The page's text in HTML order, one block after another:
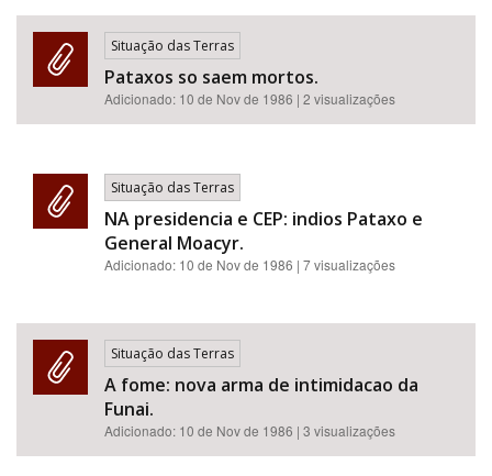
Situação das Terras
Pataxos so saem mortos.
Adicionado: 10 de Nov de 1986 | 2 visualizações
Situação das Terras
NA presidencia e CEP: indios Pataxo e
General Moacyr.
Adicionado: 10 de Nov de 1986 | 7 visualizações
Situação das Terras
A fome: nova arma de intimidacao da
Funai.
Adicionado: 10 de Nov de 1986 | 3 visualizações